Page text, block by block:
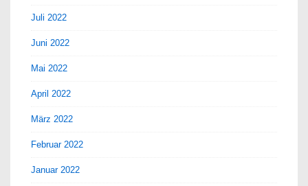
Juli 2022
Juni 2022
Mai 2022
April 2022
März 2022
Februar 2022
Januar 2022